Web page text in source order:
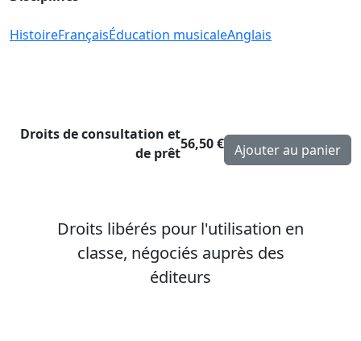
HistoireFrançaisÉducation musicaleAnglais
Droits de consultation et
de prêt
56,50 €
Droits libérés pour l'utilisation en
classe, négociés auprès des
éditeurs